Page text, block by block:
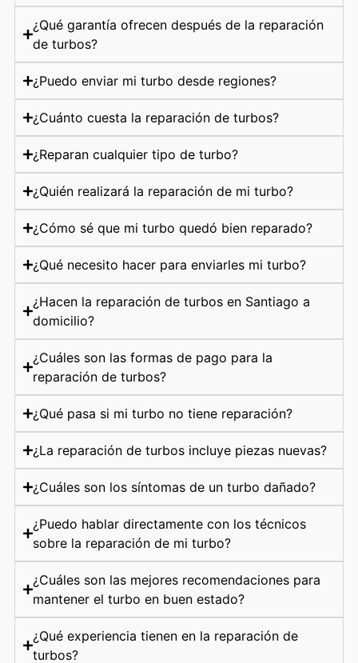
¿Qué garantía ofrecen después de la reparación
de turbos?
¿Puedo enviar mi turbo desde regiones?
¿Cuánto cuesta la reparación de turbos?
¿Reparan cualquier tipo de turbo?
¿Quién realizará la reparación de mi turbo?
¿Cómo sé que mi turbo quedó bien reparado?
¿Qué necesito hacer para enviarles mi turbo?
¿Hacen la reparación de turbos en Santiago a
domicilio?
¿Cuáles son las formas de pago para la
reparación de turbos?
¿Qué pasa si mi turbo no tiene reparación?
¿La reparación de turbos incluye piezas nuevas?
¿Cuáles son los síntomas de un turbo dañado?
¿Puedo hablar directamente con los técnicos
sobre la reparación de mi turbo?
¿Cuáles son las mejores recomendaciones para
mantener el turbo en buen estado?
¿Qué experiencia tienen en la reparación de
turbos?